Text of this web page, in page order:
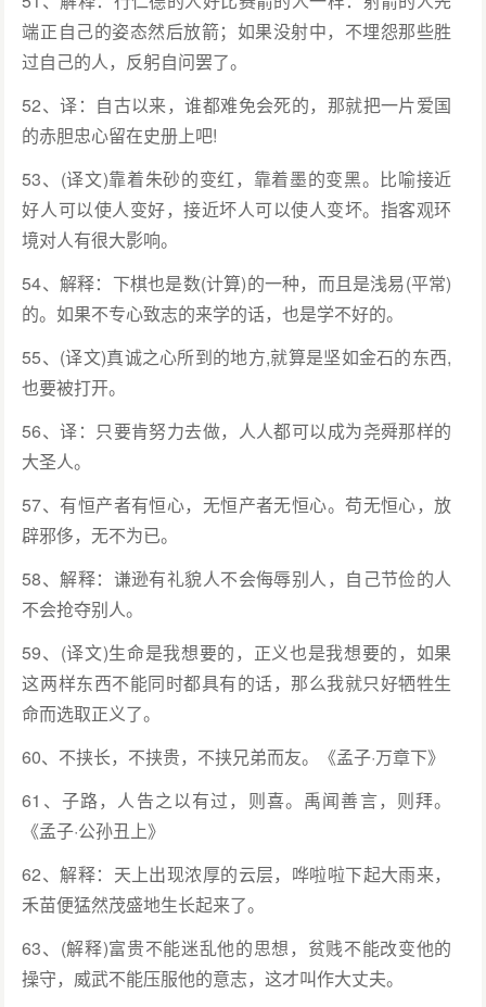
端正自己的姿态然后放箭；如果没射中，不埋怨那些胜
过自己的人，反躬自问罢了。
52、译：自古以来，谁都难免会死的，那就把一片爱国
的赤胆忠心留在史册上吧!
53、(译文)靠着朱砂的变红，靠着墨的变黑。比喻接近
好人可以使人变好，接近坏人可以使人变坏。指客观环
境对人有很大影响。
54、解释：下棋也是数(计算)的一种，而且是浅易(平常)
的。如果不专心致志的来学的话，也是学不好的。
55、(译文)真诚之心所到的地方,就算是坚如金石的东西,
也要被打开。
56、译：只要肯努力去做，人人都可以成为尧舜那样的
大圣人。
57、有恒产者有恒心，无恒产者无恒心。苟无恒心，放
辟邪侈，无不为已。
58、解释：谦逊有礼貌人不会侮辱别人，自己节俭的人
不会抢夺别人。
59、(译文)生命是我想要的，正义也是我想要的，如果
这两样东西不能同时都具有的话，那么我就只好牺牲生
命而选取正义了。
60、不挟长，不挟贵，不挟兄弟而友。《孟子·万章下》
61、子路，人告之以有过，则喜。禹闻善言，则拜。
《孟子·公孙丑上》
62、解释：天上出现浓厚的云层，哗啦啦下起大雨来，
禾苗便猛然茂盛地生长起来了。
63、(解释)富贵不能迷乱他的思想，贫贱不能改变他的
操守，威武不能压服他的意志，这才叫作大丈夫。